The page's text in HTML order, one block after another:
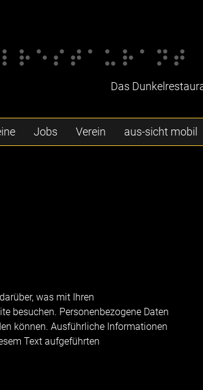
Das
Jobs Verein aus-sicht mobil
was mit Ihren
besuchen. Personenbezogene Daten
können. Ausführliche Informationen
Text aufgeführten